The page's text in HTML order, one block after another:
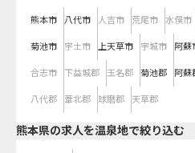
熊本市 八代市 人吉市 荒尾市 水俣市
菊池市 宇土市 上天草市 宇城市 阿蘇
合志市 下益城郡 玉名郡 菊池郡 阿蘇
八代郡 葦北郡 球磨郡 天草郡
熊本県の求人を温泉地で絞り込む